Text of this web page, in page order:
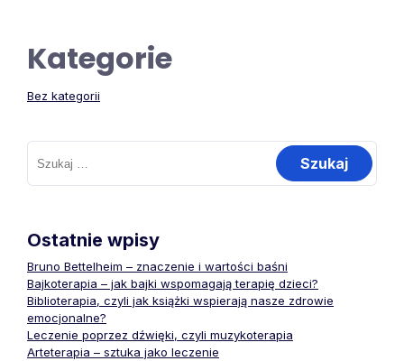
Kategorie
Bez kategorii
Szukaj:
Ostatnie wpisy
Bruno Bettelheim – znaczenie i wartości baśni
Bajkoterapia – jak bajki wspomagają terapię dzieci?
Biblioterapia, czyli jak książki wspierają nasze zdrowie
emocjonalne?
Leczenie poprzez dźwięki, czyli muzykoterapia
Arteterapia – sztuka jako leczenie